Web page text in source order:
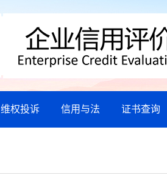
维权投诉 信用与法 证书查询